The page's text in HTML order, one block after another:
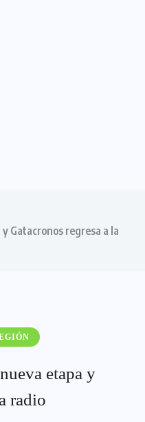
Gatacronos regresa a la
etapa y
radio